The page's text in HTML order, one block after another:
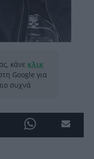
κάνε κλικ
Google για
συχνά